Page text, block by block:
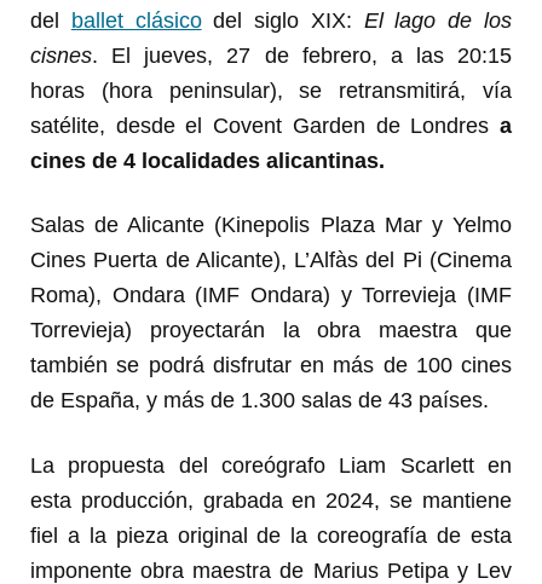
del
ballet clásico del siglo XIX: El lago de los
cisnes. El jueves, 27 de febrero, a las 20:15
horas (hora peninsular), se retransmitirá, vía
satélite, desde el Covent Garden de Londres a
cines de 4 localidades alicantinas.
Salas de Alicante (Kinepolis Plaza Mar y Yelmo
Cines Puerta de Alicante), L’Alfàs del Pi (Cinema
Roma), Ondara (IMF Ondara) y Torrevieja (IMF
Torrevieja) proyectarán la obra maestra que
también se podrá disfrutar en más de 100 cines
de España, y más de 1.300 salas de 43 países.
La propuesta del coreógrafo Liam Scarlett en
esta producción, grabada en 2024, se mantiene
fiel a la pieza original de la coreografía de esta
imponente obra maestra de Marius Petipa y Lev